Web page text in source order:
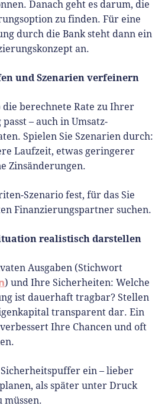
eine Rate zu finden, die zu
Danach geht es darum, die
zu finden. Für eine
durch die Bank steht dann ein
an.
und Szenarien verfeinern
die berechnete Rate zu Ihrer
– auch in Umsatz-
Spielen Sie Szenarien durch:
Laufzeit, etwas geringerer
Zinsänderungen.
Szenario fest, für das Sie
Finanzierungspartner suchen.
realistisch darstellen
Ausgaben (Stichwort
) und Ihre Sicherheiten: Welche
ist dauerhaft tragbar? Stellen
transparent dar. Ein
Ihre Chancen und oft
Sicherheitspuffer ein – lieber
als später unter Druck
müssen.